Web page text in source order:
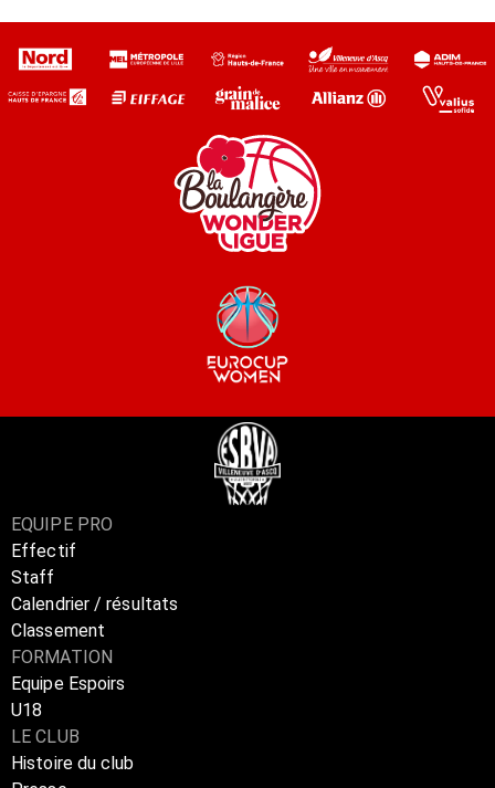
EQUIPE PRO
Effectif
Staff
Calendrier / résultats
Classement
FORMATION
Equipe Espoirs
U18
LE CLUB
Histoire du club